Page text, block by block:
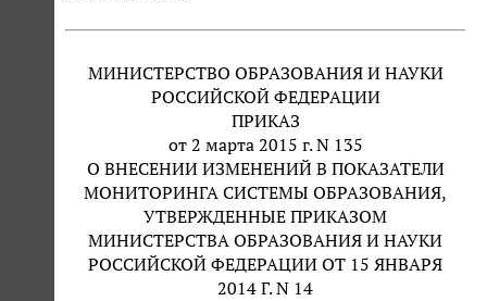
МИНИСТЕРСТВО ОБРАЗОВАНИЯ И НАУКИ
РОССИЙСКОЙ ФЕДЕРАЦИИ
ПРИКАЗ
от 2 марта 2015 г. N 135
О ВНЕСЕНИИ ИЗМЕНЕНИЙ В ПОКАЗАТЕЛИ
МОНИТОРИНГА СИСТЕМЫ ОБРАЗОВАНИЯ,
УТВЕРЖДЕННЫЕ ПРИКАЗОМ
МИНИСТЕРСТВА ОБРАЗОВАНИЯ И НАУКИ
РОССИЙСКОЙ ФЕДЕРАЦИИ ОТ 15 ЯНВАРЯ
2014 Г. N 14